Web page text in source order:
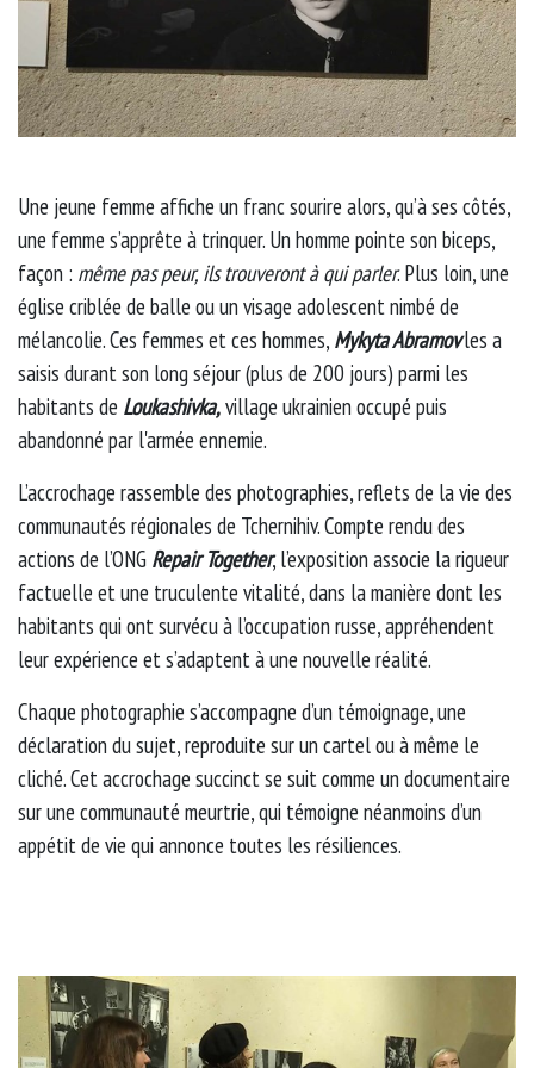
Une jeune femme affiche un franc sourire alors, qu’à ses côtés,
une femme s’apprête à trinquer. Un homme pointe son biceps,
façon : même pas peur, ils trouveront à qui parler. Plus loin, une
église criblée de balle ou un visage adolescent nimbé de
mélancolie. Ces femmes et ces hommes, Mykyta Abramovles a
saisis durant son long séjour (plus de 200 jours) parmi les
habitants de Loukashivka,village ukrainien occupé puis
abandonné par l'armée ennemie.
L’accrochage rassemble des photographies, reflets de la vie des
communautés régionales de Tchernihiv. Compte rendu des
actions de l’ONG Repair Together, l’exposition associe la rigueur
factuelle et une truculente vitalité, dans la manière dont les
habitants qui ont survécu à l’occupation russe, appréhendent
leur expérience et s’adaptent à une nouvelle réalité.
Chaque photographie s’accompagne d’un témoignage, une
déclaration du sujet, reproduite sur un cartel ou à même le
cliché. Cet accrochage succinct se suit comme un documentaire
sur une communauté meurtrie, qui témoigne néanmoins d’un
appétit de vie qui annonce toutes les résiliences.